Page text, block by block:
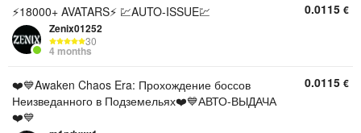
⚡️18000+ AVATARS⚡️ 💹AUTO-ISSUE💹
Zenix01252
30
4 months
0.0115 €
❤️💙Awaken Chaos Era: Прохождение боссов
Неизведанного в Подземельях❤️💙АВТО-ВЫДАЧА
❤️💙
0.0115 €